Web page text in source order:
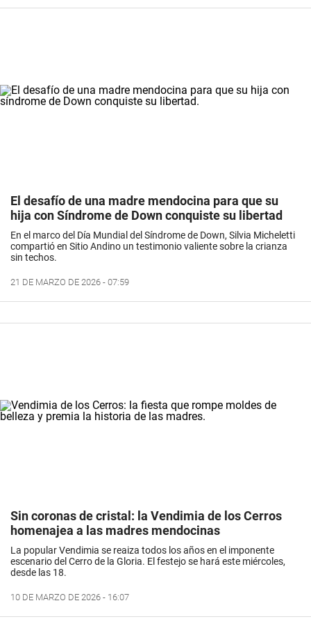
El desafío de una madre mendocina para que su
hija con Síndrome de Down conquiste su libertad
En el marco del Día Mundial del Síndrome de Down, Silvia Micheletti
compartió en Sitio Andino un testimonio valiente sobre la crianza
sin techos.
21 DE MARZO DE 2026 - 07:59
Sin coronas de cristal: la Vendimia de los Cerros
homenajea a las madres mendocinas
La popular Vendimia se reaiza todos los años en el imponente
escenario del Cerro de la Gloria. El festejo se hará este miércoles,
desde las 18.
10 DE MARZO DE 2026 - 16:07